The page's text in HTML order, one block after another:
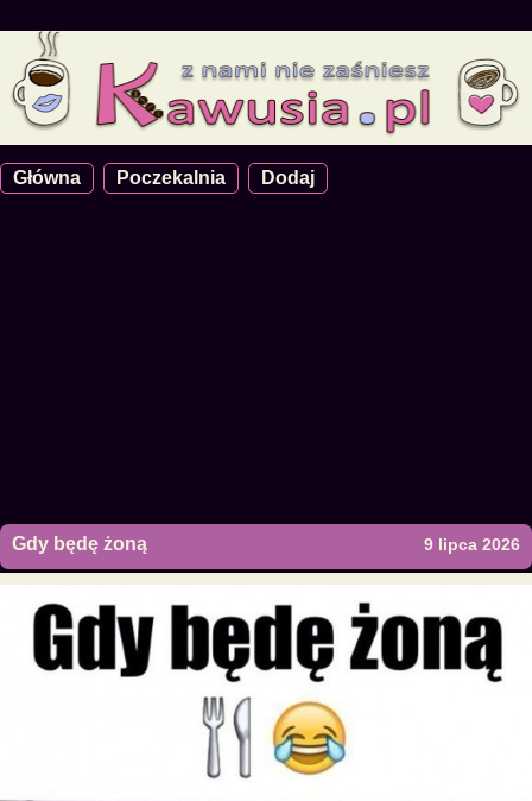
Główna Poczekalnia Dodaj
Gdy będę żoną 9 lipca 2026